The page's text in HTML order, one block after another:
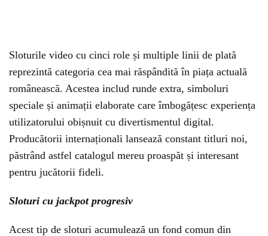
Sloturile video cu cinci role și multiple linii de plată
reprezintă categoria cea mai răspândită în piața actuală
românească. Acestea includ runde extra, simboluri
speciale și animații elaborate care îmbogățesc experiența
utilizatorului obișnuit cu divertismentul digital.
Producătorii internaționali lansează constant titluri noi,
păstrând astfel catalogul mereu proaspăt și interesant
pentru jucătorii fideli.
Sloturi cu jackpot progresiv
Acest tip de sloturi acumulează un fond comun din